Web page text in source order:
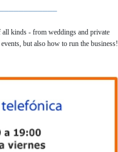
all kinds - from weddings and private
but also how to run the business!